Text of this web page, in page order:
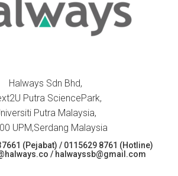
Halways Sdn Bhd,
Putra SciencePark,
Putra Malaysia,
UPM,Serdang Malaysia
(Pejabat) / 0115629 8761 (Hotline)
/ halwayssb@gmail.com